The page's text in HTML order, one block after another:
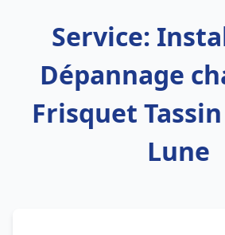
Service:
Dépannage
Frisquet
Lune